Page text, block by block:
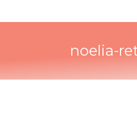
noelia-